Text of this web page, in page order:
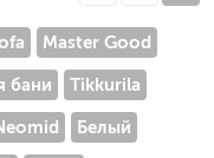
Master Good
бани Tikkurila
Белый